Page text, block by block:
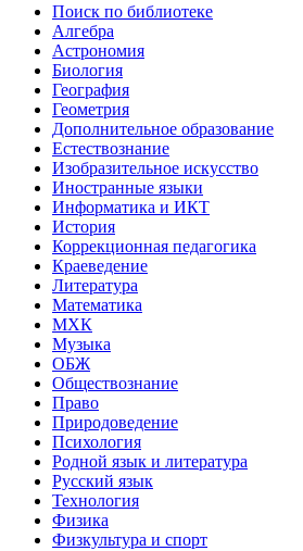
Поиск по библиотеке
Алгебра
Астрономия
Биология
География
Геометрия
Дополнительное образование
Естествознание
Изобразительное искусство
Иностранные языки
Информатика и ИКТ
История
Коррекционная педагогика
Краеведение
Литература
Математика
МХК
Музыка
ОБЖ
Обществознание
Право
Природоведение
Психология
Родной язык и литература
Русский язык
Технология
Физика
Физкультура и спорт